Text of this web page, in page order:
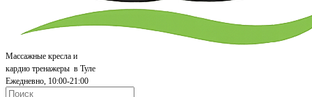
Массажные кресла и
кардио тренажеры в Туле
Ежедневно, 10:00-21:00